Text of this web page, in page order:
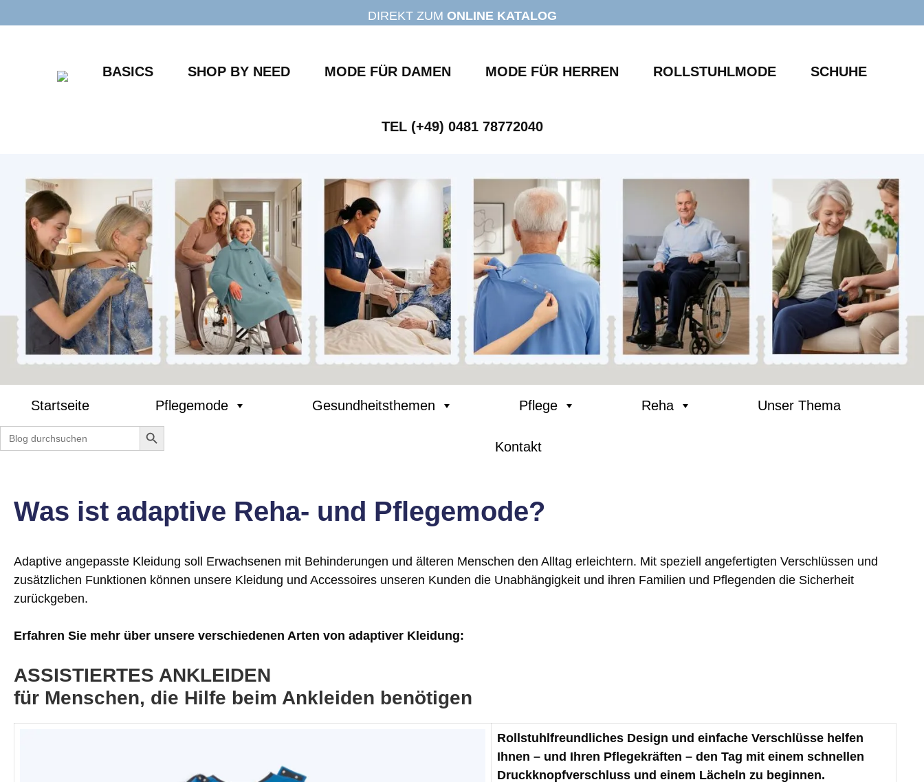
Inhalt
DIREKT ZUM ONLINE KATALOG
BASICS SHOP BY NEED MODE FÜR DAMEN MODE FÜR HERREN ROLLSTUHLMODE SCHUHE
TEL (+49) 0481 78772040
Startseite Pflegemode Gesundheitsthemen Pflege Reha Unser Thema
Kontakt
Search
for:
Search Button
Was ist adaptive Reha- und Pflegemode?
Adaptive angepasste Kleidung soll Erwachsenen mit Behinderungen und älteren Menschen den Alltag erleichtern. Mit speziell angefertigten Verschlüssen und
zusätzlichen Funktionen können unsere Kleidung und Accessoires unseren Kunden die Unabhängigkeit und ihren Familien und Pflegenden die Sicherheit
zurückgeben.
Erfahren Sie mehr über unsere verschiedenen Arten von adaptiver Kleidung:
ASSISTIERTES ANKLEIDEN
für Menschen, die Hilfe beim Ankleiden benötigen
Rollstuhlfreundliches Design und einfache Verschlüsse helfen
Ihnen – und Ihren Pflegekräften – den Tag mit einem schnellen
Druckknopfverschluss und einem Lächeln zu beginnen.